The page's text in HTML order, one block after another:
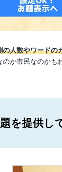
の人数やワードの
か市民なのかも
を提供し